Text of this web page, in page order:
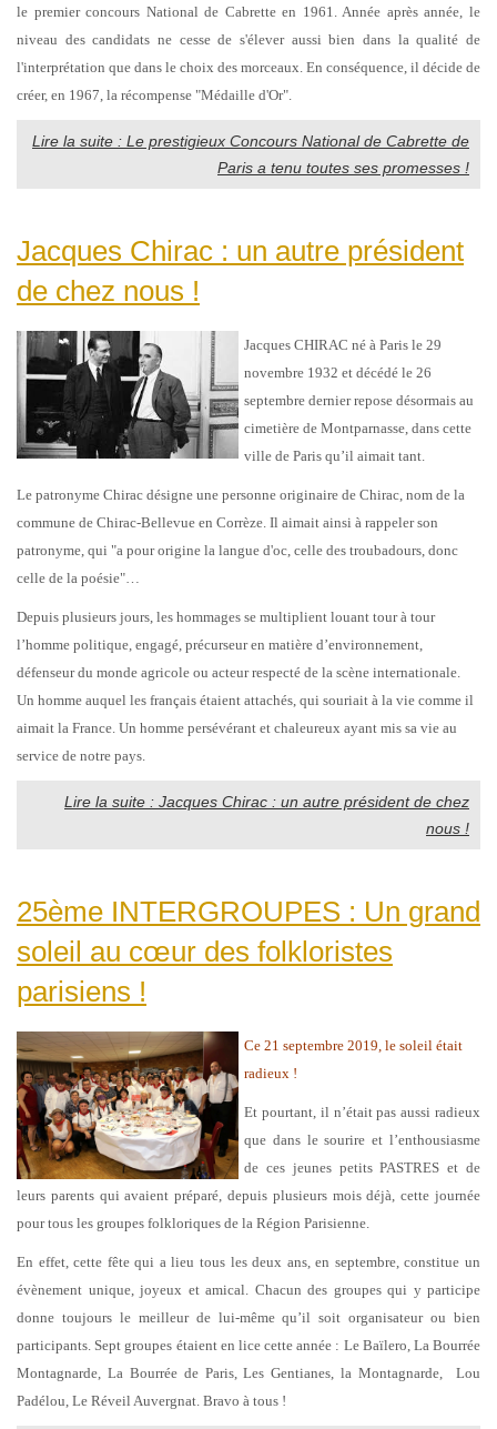
le premier concours National de Cabrette en 1961. Année après année, le
niveau des candidats ne cesse de s'élever aussi bien dans la qualité de
l'interprétation que dans le choix des morceaux. En conséquence, il décide de
créer, en 1967, la récompense "Médaille d'Or".
Lire la suite : Le prestigieux Concours National de Cabrette de
Paris a tenu toutes ses promesses !
Jacques Chirac : un autre président
de chez nous !
Jacques CHIRAC né à Paris le 29
novembre 1932 et décédé le 26
septembre dernier repose désormais au
cimetière de Montparnasse, dans cette
ville de Paris qu’il aimait tant.
Le patronyme Chirac désigne une personne originaire de Chirac, nom de la
commune de Chirac-Bellevue en Corrèze. Il aimait ainsi à rappeler son
patronyme, qui "a pour origine la langue d'oc, celle des troubadours, donc
celle de la poésie"…
Depuis plusieurs jours, les hommages se multiplient louant tour à tour
l’homme politique, engagé, précurseur en matière d’environnement,
défenseur du monde agricole ou acteur respecté de la scène internationale.
Un homme auquel les français étaient attachés, qui souriait à la vie comme il
aimait la France. Un homme persévérant et chaleureux ayant mis sa vie au
service de notre pays.
Lire la suite : Jacques Chirac : un autre président de chez
nous !
25ème INTERGROUPES : Un grand
soleil au cœur des folkloristes
parisiens !
Ce 21 septembre 2019, le soleil était
radieux !
Et pourtant, il n’était pas aussi radieux
que dans le sourire et l’enthousiasme
de ces jeunes petits PASTRES et de
leurs parents qui avaient préparé, depuis plusieurs mois déjà, cette journée
pour tous les groupes folkloriques de la Région Parisienne.
En effet, cette fête qui a lieu tous les deux ans, en septembre, constitue un
évènement unique, joyeux et amical. Chacun des groupes qui y participe
donne toujours le meilleur de lui-même qu’il soit organisateur ou bien
participants. Sept groupes étaient en lice cette année : Le Baïlero, La Bourrée
Montagnarde, La Bourrée de Paris, Les Gentianes, la Montagnarde, Lou
Padélou, Le Réveil Auvergnat. Bravo à tous !